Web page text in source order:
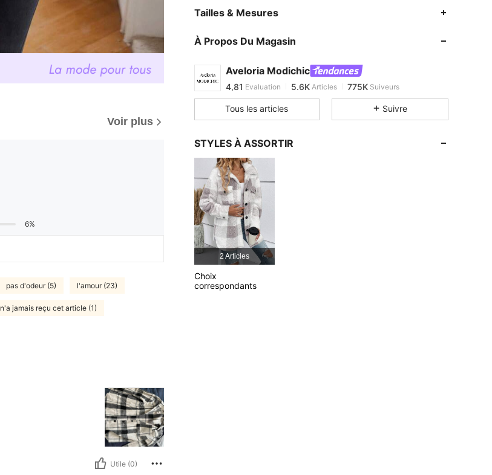
Voir plus
6%
pas d'odeur (5) l'amour (23)
n'a jamais reçu cet article (1)
Utile (0)
Tailles & Mesures
À Propos Du Magasin
Aveloria Modichic
4,81
4,81
5.6K
Articles 775K
t***nest en train de naviguer
4,81 5.6K
775K
4,81
4,81
Tous les articles Suivre
STYLES À ASSORTIR
2 Articles
Choix
correspondants